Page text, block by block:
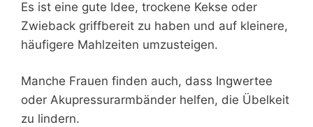
Es ist eine gute Idee, trockene Kekse oder
Zwieback griffbereit zu haben und auf kleinere,
häufigere Mahlzeiten umzusteigen.
Manche Frauen finden auch, dass Ingwertee
oder Akupressurarmbänder helfen, die Übelkeit
zu lindern.